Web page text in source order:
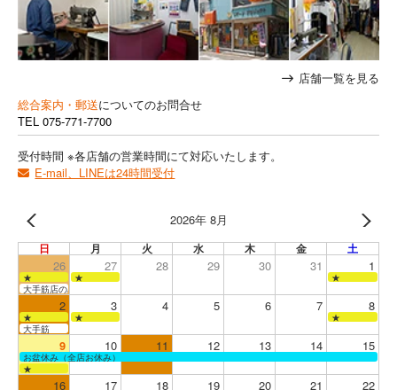
店舗一覧を見る
総合案内・郵送についてのお問合せ
TEL 075-771-7700
受付時間 ※各店舗の営業時間にて対応いたします。
E-mail、LINEは24時間受付
2026年 8月
日 月 火 水 木 金 土
26 27 28 29 30 31 1
★ ★
★
大手筋店のみ営業
2 3 4 5 6 7 8
★ ★
★
大手筋
9 10 11 12 13 14 15
お盆休み（全店お休み）
★
16 17 18 19 20 21 22